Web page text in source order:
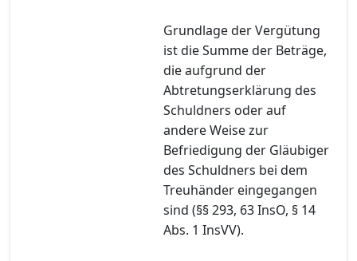
Grundlage der Vergütung
ist die Summe der Beträge,
die aufgrund der
Abtretungserklärung des
Schuldners oder auf
andere Weise zur
Befriedigung der Gläubiger
des Schuldners bei dem
Treuhänder eingegangen
sind (§§ 293, 63 InsO, § 14
Abs. 1 InsVV).